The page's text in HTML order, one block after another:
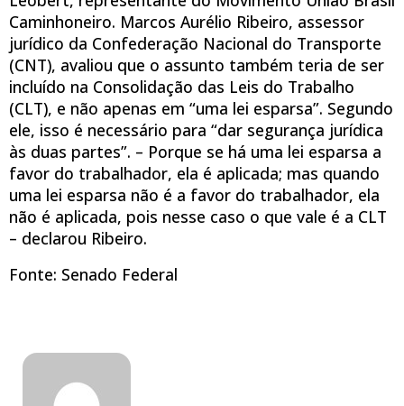
Caminhoneiro. Marcos Aurélio Ribeiro, assessor
jurídico da Confederação Nacional do Transporte
(CNT), avaliou que o assunto também teria de ser
incluído na Consolidação das Leis do Trabalho
(CLT), e não apenas em “uma lei esparsa”. Segundo
ele, isso é necessário para “dar segurança jurídica
às duas partes”. – Porque se há uma lei esparsa a
favor do trabalhador, ela é aplicada; mas quando
uma lei esparsa não é a favor do trabalhador, ela
não é aplicada, pois nesse caso o que vale é a CLT
– declarou Ribeiro.
Fonte: Senado Federal